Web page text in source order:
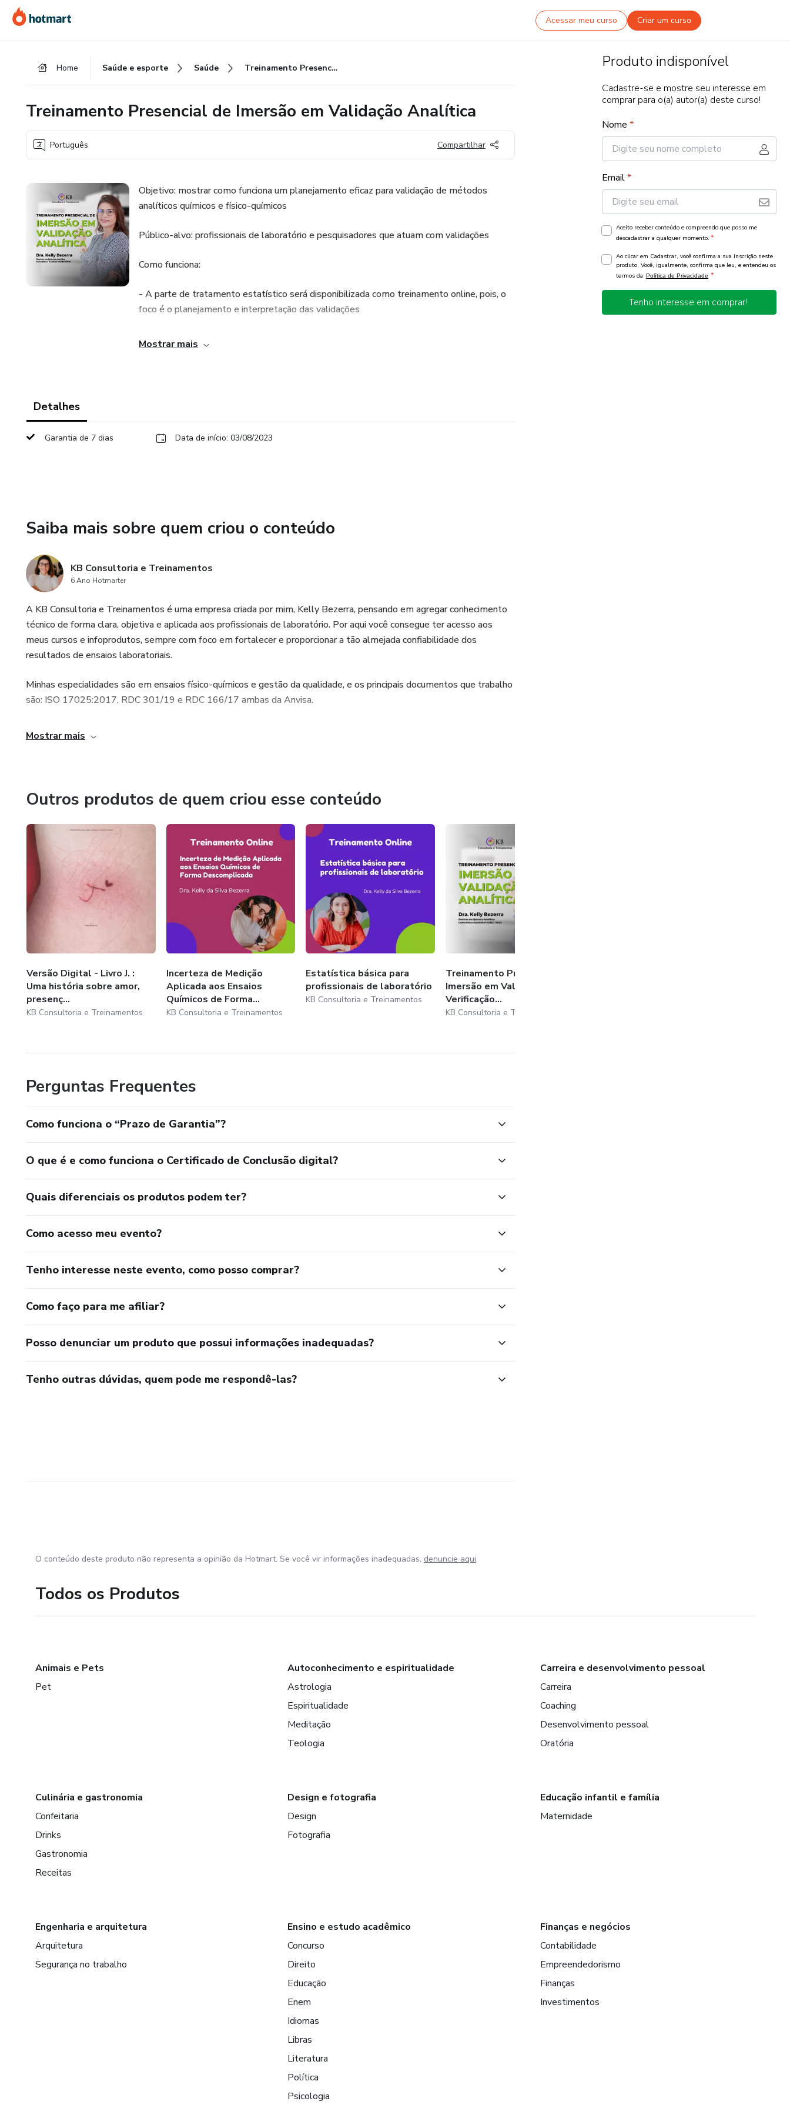
para
o
para
o
para
o
Acessar meu curso Criar um curso
Home Saúde e esporte Saúde Treinamento Presencial de Imersão em Validação Analítica
Treinamento Presencial de Imersão em Validação Analítica
Português Compartilhar
Objetivo: mostrar como funciona um planejamento eficaz para validação de métodos
analíticos químicos e físico-químicos
Público-alvo: profissionais de laboratório e pesquisadores que atuam com validações
Como funciona:
- A parte de tratamento estatístico será disponibilizada como treinamento online, pois, o
foco é o planejamento e interpretação das validações
- Serão abordados os seguintes exemplos de validação:
- 3 meses de acesso às aulas gravadas do treinamento para a parte estatística;
- Acesso ao evento ao vivo;
- Acesso ao planejamento das validações dos métodos que serão exemplificados.
Para mais informações (whatsapp): 62-99638-0102 / e-mail:
Mostrar mais
Detalhes
Garantia de 7 dias Data de início: 03/08/2023
Saiba mais sobre quem criou o conteúdo
KB Consultoria e Treinamentos
6 Ano Hotmarter
A KB Consultoria e Treinamentos é uma empresa criada por mim, Kelly Bezerra, pensando em agregar conhecimento
técnico de forma clara, objetiva e aplicada aos profissionais de laboratório. Por aqui você consegue ter acesso aos
meus cursos e infoprodutos, sempre com foco em fortalecer e proporcionar a tão almejada confiabilidade dos
resultados de ensaios laboratoriais.
Minhas especialidades são em ensaios físico-químicos e gestão da qualidade, e os principais documentos que trabalho
são: ISO 17025:2017, RDC 301/19 e RDC 166/17 ambas da Anvisa.
Mostrar mais
Outros produtos de quem criou esse conteúdo
Versão Digital - Livro J. :
Uma história sobre amor,
presenç...
KB Consultoria e Treinamentos
Incerteza de Medição
Aplicada aos Ensaios
Químicos de Forma...
KB Consultoria e Treinamentos
Estatística básica para
profissionais de laboratório
KB Consultoria e Treinamentos
Treinamento Presencial de
Imersão em Validação e
Verificação...
KB Consultoria e Treinamentos
Perguntas Frequentes
Como funciona o “Prazo de Garantia”?
O que é e como funciona o Certificado de Conclusão digital?
Quais diferenciais os produtos podem ter?
Como acesso meu evento?
Tenho interesse neste evento, como posso comprar?
Como faço para me afiliar?
Posso denunciar um produto que possui informações inadequadas?
Tenho outras dúvidas, quem pode me respondê-las?
Produto indisponível
Cadastre-se e mostre seu interesse em
comprar para o(a) autor(a) deste curso!
Nome *
Email*
Aceito receber conteúdo e compreendo que posso me
descadastrar a qualquer momento. *
Ao clicar em Cadastrar, você confirma a sua inscrição neste
produto. Você, igualmente, confirma que leu, e entendeu os
termos da Política de Privacidade *
Tenho interesse em comprar!
O conteúdo deste produto não representa a opinião da Hotmart. Se você vir informações inadequadas, denuncie aqui
Todos os Produtos
Animais e Pets
Pet
Autoconhecimento e espiritualidade
Astrologia
Espiritualidade
Meditação
Teologia
Carreira e desenvolvimento pessoal
Carreira
Coaching
Desenvolvimento pessoal
Oratória
Culinária e gastronomia
Confeitaria
Drinks
Gastronomia
Receitas
Design e fotografia
Design
Fotografia
Educação infantil e família
Maternidade
Engenharia e arquitetura
Arquitetura
Segurança no trabalho
Ensino e estudo acadêmico
Concurso
Direito
Educação
Enem
Idiomas
Libras
Literatura
Política
Psicologia
Finanças e negócios
Contabilidade
Empreendedorismo
Finanças
Investimentos